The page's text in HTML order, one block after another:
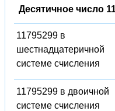
Десятичное число
11795299 в
шестнадцатеричной
системе счисления
11795299 в двоичной
системе счисления